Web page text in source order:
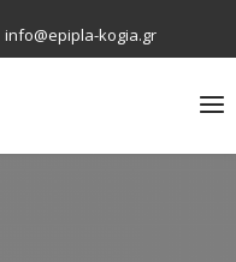
info@epipla-kogia.gr